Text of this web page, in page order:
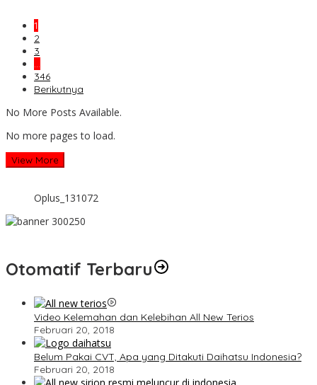
1
2
3
…
346
Berikutnya
No More Posts Available.
No more pages to load.
View More
Oplus_131072
Otomatif Terbaru
Video Kelemahan dan Kelebihan All New Terios
Februari 20, 2018
Belum Pakai CVT, Apa yang Ditakuti Daihatsu Indonesia?
Februari 20, 2018